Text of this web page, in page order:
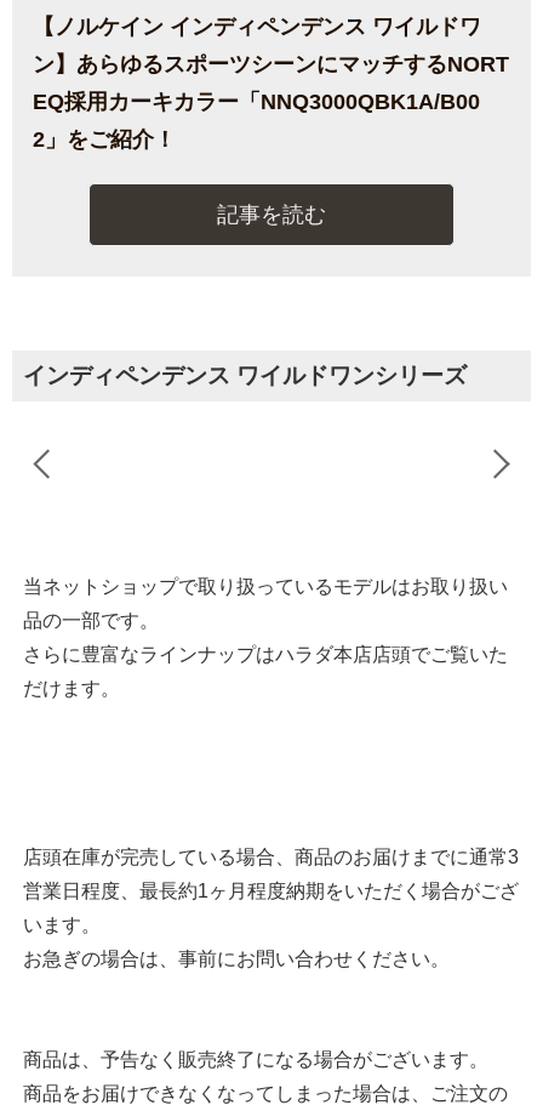
【ノルケイン インディペンデンス ワイルドワ
ン】あらゆるスポーツシーンにマッチするNORT
EQ採用カーキカラー「NNQ3000QBK1A/B00
2」をご紹介！
記事を読む
インディペンデンス ワイルドワンシリーズ
当ネットショップで取り扱っているモデルはお取り扱い
品の一部です。
さらに豊富なラインナップはハラダ本店店頭でご覧いた
だけます。
店頭在庫が完売している場合、商品のお届けまでに通常3
営業日程度、最長約1ヶ月程度納期をいただく場合がござ
います。
お急ぎの場合は、事前にお問い合わせください。
商品は、予告なく販売終了になる場合がございます。
商品をお届けできなくなってしまった場合は、ご注文の